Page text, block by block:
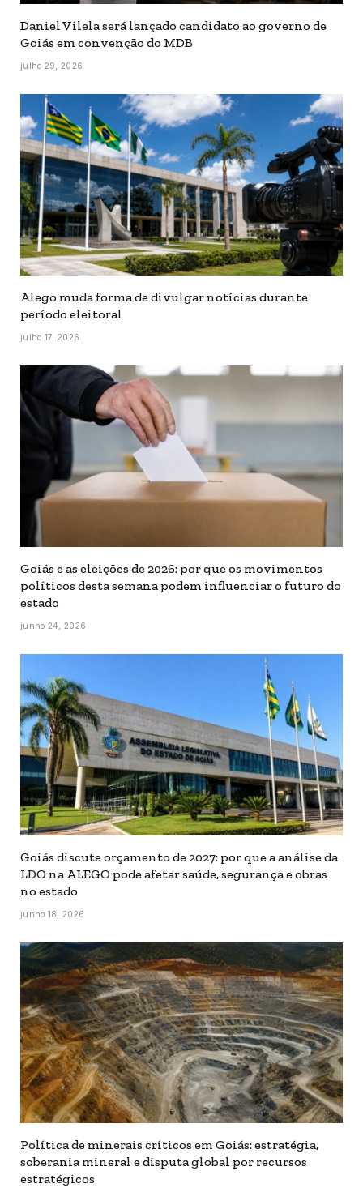
Daniel Vilela será lançado candidato ao governo de
Goiás em convenção do MDB
julho 29, 2026
Alego muda forma de divulgar notícias durante
período eleitoral
julho 17, 2026
Goiás e as eleições de 2026: por que os movimentos
políticos desta semana podem influenciar o futuro do
estado
junho 24, 2026
Goiás discute orçamento de 2027: por que a análise da
LDO na ALEGO pode afetar saúde, segurança e obras
no estado
junho 18, 2026
Política de minerais críticos em Goiás: estratégia,
soberania mineral e disputa global por recursos
estratégicos